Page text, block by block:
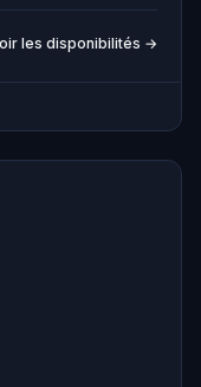
décide alors
les enfants
les disponibilités →